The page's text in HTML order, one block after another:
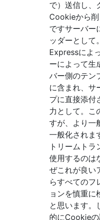
で）送信し
Cookieから
ですサーバー
ッダーとして
Expressによ
ーによって生
バー側のテン
に含まれ、サ
プに直接添付
力として。こ
すが、より一
一般化されま
トリームト
使用するのは
ぜこれが良い
らすべてのフ
ョンを慎重に
と思います。
的にCookie